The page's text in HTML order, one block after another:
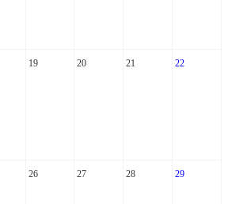
19 20 21 22
26 27 28 29